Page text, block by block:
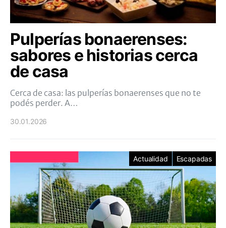
Pulperías bonaerenses:
sabores e historias cerca
de casa
Cerca de casa: las pulperías bonaerenses que no te
podés perder. A…
30.01.2026
Actualidad Escapadas